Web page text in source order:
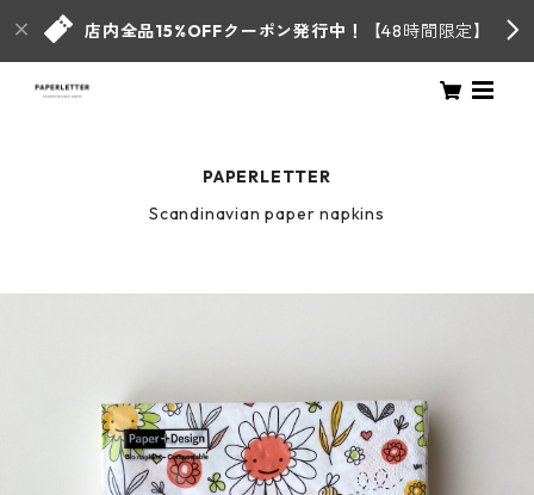
店内全品15%OFFクーポン発行中！ 【48時間限定】
PAPERLETTER
Scandinavian paper napkins